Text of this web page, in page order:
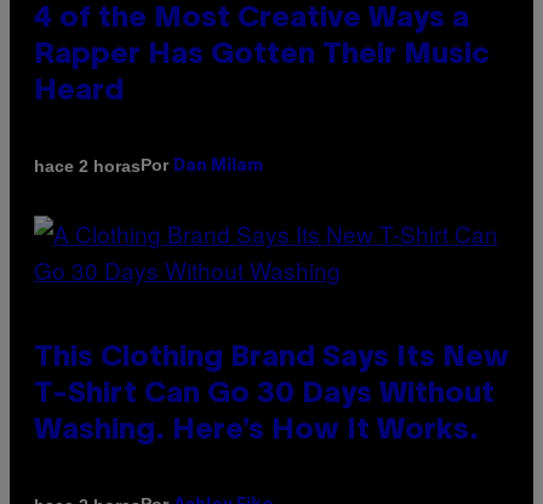
4 of the Most Creative Ways a
Rapper Has Gotten Their Music
Heard
hace 2 horasPor Dan Milam
This Clothing Brand Says Its New
T-Shirt Can Go 30 Days Without
Washing. Here’s How It Works.